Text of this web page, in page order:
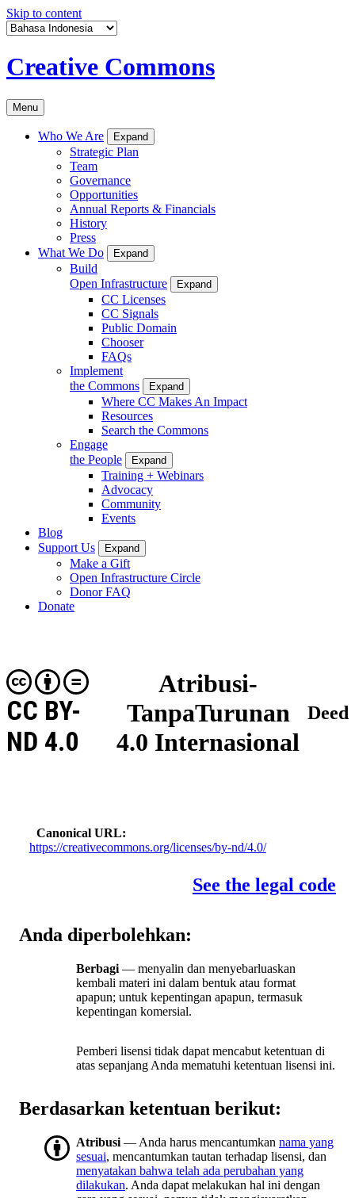
Skip to content
Creative Commons
Menu
Who We Are Expand
Strategic Plan
Team
Governance
Opportunities
Annual Reports & Financials
History
Press
What We Do
Expand
Build
Open Infrastructure
Expand
CC Licenses
CC Signals
Public Domain
Chooser
FAQs
Implement
the Commons
Expand
Where CC Makes An Impact
Resources
Search the Commons
Engage
the People
Expand
Training + Webinars
Advocacy
Community
Events
Blog
Support Us
Expand
Make a Gift
Open Infrastructure Circle
Donor FAQ
Donate
Atribusi-
TanpaTurunan
4.0 Internasional
CC BY-
ND 4.0
Deed
Canonical URL
https://creativecommons.org/licenses/by-nd/4.0/
See the legal code
Anda diperbolehkan:
Berbagi — menyalin dan menyebarluaskan
kembali materi ini dalam bentuk atau format
apapun; untuk kepentingan apapun, termasuk
kepentingan komersial.
Pemberi lisensi tidak dapat mencabut ketentuan di
atas sepanjang Anda mematuhi ketentuan lisensi ini.
Berdasarkan ketentuan berikut:
Atribusi — Anda harus mencantumkan nama yang
sesuai, mencantumkan tautan terhadap lisensi, dan
menyatakan bahwa telah ada perubahan yang
dilakukan. Anda dapat melakukan hal ini dengan